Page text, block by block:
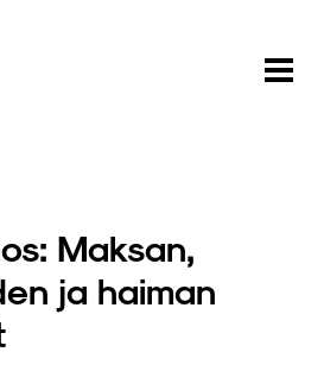
KIRJASTO
Maksan,
ja haiman